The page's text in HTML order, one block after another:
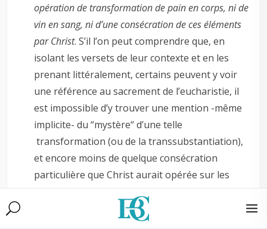
opération de transformation de pain en corps, ni de
vin en sang, ni d’une consécration de ces éléments
par Christ. S’il l’on peut comprendre que, en
isolant les versets de leur contexte et en les
prenant littéralement, certains peuvent y voir
une référence au sacrement de l’eucharistie, il
est impossible d’y trouver une mention -même
implicite- du “mystère“ d’une telle
transformation (ou de la transsubstantiation),
et encore moins de quelque consécration
particulière que Christ aurait opérée sur les
La question principale est de savoir ce que Jésus